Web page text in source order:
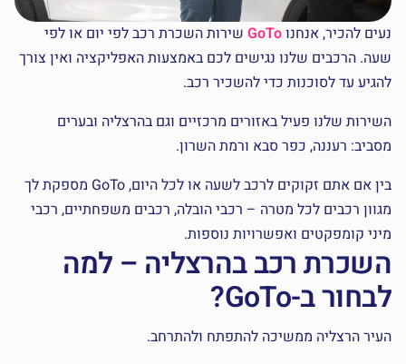
נעים להכיר, אנחנוGoTo שירות השכרת רכב לפי יום או לפי
שעה. הרכבים שלנו נגישים לכם באמצעות האפליקציה ואין צורך
להגיע עד לסוכנות כדי להשכיר רכב.
השירות שלנו פעיל באזורים מרכזיים וגם בהרצליה ובערים
מסביב: רעננה, כפר סבא ורמת השרון.
בין אם אתם זקוקים לרכב לשעה או לכל היום, GoTo מספקת לך
מגוון רכבים לכל מטרה – רכבי הובלה, רכבים משפחתיים, רכבי
מיני קומפקטים ואפשרויות נוספות.
השכרת רכב בהרצליה – למה
לבחור ב-GoTo?
העיר הרצליה ממשיכה להתפתח ולהתרחב.